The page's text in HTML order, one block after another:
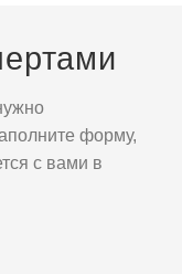
форму,
с вами в